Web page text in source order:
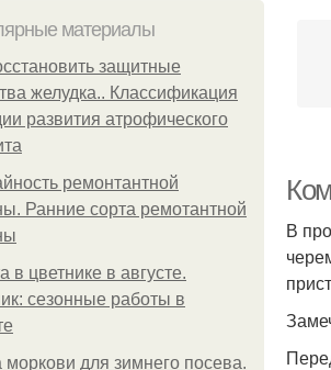
материалы
защитные
желудка.. Классификация
развития атрофического
ремонтантной
Ранние сорта ремотантной
в цветнике в августе.
сезонные работы в
моркови для зимнего посева.
В